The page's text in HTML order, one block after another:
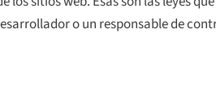
o un responsable de